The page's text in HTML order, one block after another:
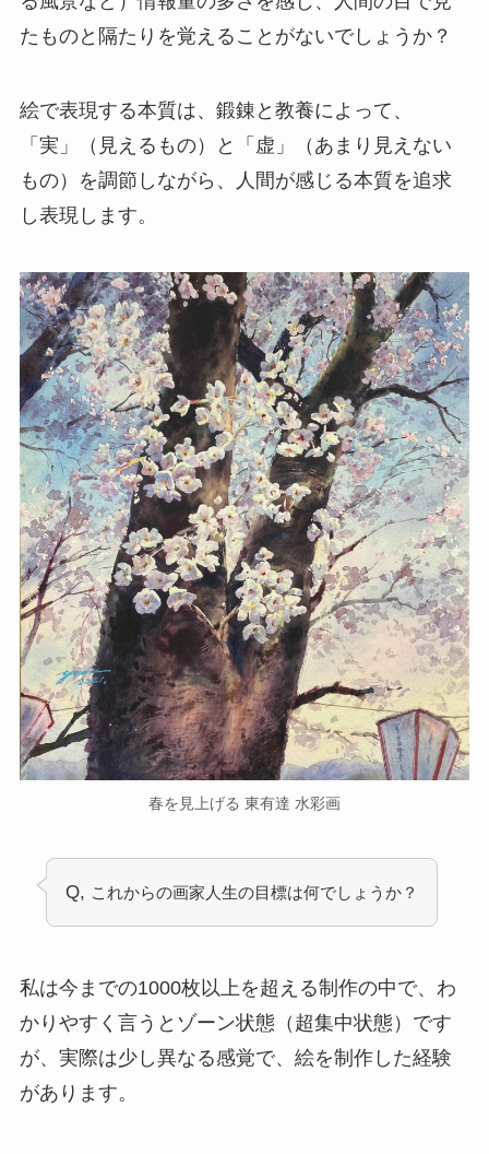
たものと隔たりを覚えることがないでしょうか？
絵で表現する本質は、鍛錬と教養によって、
「実」（見えるもの）と「虚」（あまり見えない
もの）を調節しながら、人間が感じる本質を追求
し表現します。
春を見上げる 東有達 水彩画
Q, これからの画家人生の目標は何でしょうか？
私は今までの1000枚以上を超える制作の中で、わ
かりやすく言うとゾーン状態（超集中状態）です
が、実際は少し異なる感覚で、絵を制作した経験
があります。